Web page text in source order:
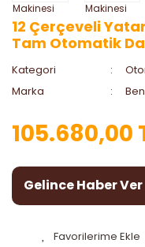
12 Çerçeveli
Tam Otomatik
Kategori
Marka
105.680,00
Gelince Haber Ver